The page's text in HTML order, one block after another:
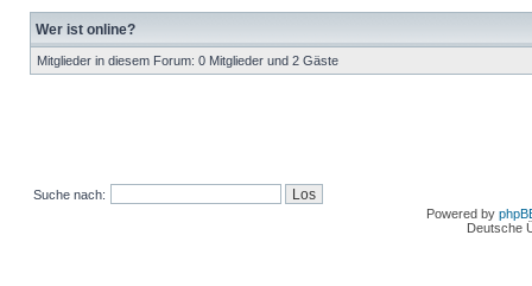
Wer ist online?
Mitglieder in diesem Forum: 0 Mitglieder und 2 Gäste
Suche nach:
Powered by
Deutsche